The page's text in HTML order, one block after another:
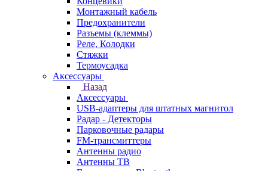
Монтажный кабель
Предохранители
Разъемы (клеммы)
Реле, Колодки
Стяжки
Термоусадка
Аксессуары
Назад
Аксессуары
USB-адаптеры для штатных магнитол
Радар - Детекторы
Парковочные радары
FM-трансмиттеры
Антенны радио
Антенны ТВ